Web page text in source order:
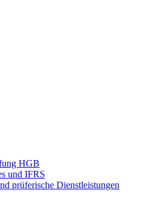
HGB
und IFRS
prüferische Dienstleistungen